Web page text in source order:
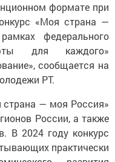
формате при
«Моя страна —
федерального
для каждого»
сообщается на
РТ.
— моя Россия»
России, а также
В 2024 году конкурс
практически